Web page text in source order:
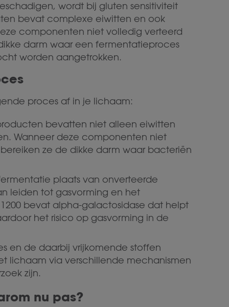
wordt bij gluten sensitiviteit
bevat complexe eiwitten en ook
componenten niet volledig verteerd
darm waar een fermentatieproces
worden aangetrokken.
proces af in je lichaam:
bevatten niet alleen eiwitten
Wanneer deze componenten niet
ze de dikke darm waar bacteriën
plaats van onverteerde
leiden tot gasvorming en het
bevat alpha-galactosidase dat helpt
het risico op gasvorming in de
en de daarbij vrijkomende stoffen
lichaam via verschillende mechanismen
zijn.
nu pas?